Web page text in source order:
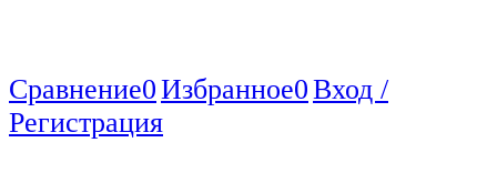
Сравнение0Избранное0Вход /
Регистрация